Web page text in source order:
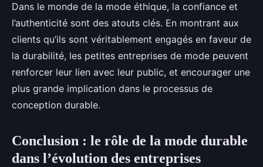
Dans le monde de la mode éthique, la confiance et
l’authenticité sont des atouts clés. En montrant aux
clients qu’ils sont véritablement engagés en faveur de
la durabilité, les petites entreprises de mode peuvent
renforcer leur lien avec leur public, et encourager une
plus grande implication dans le processus de
conception durable.
Conclusion : le rôle de la mode durable
dans l’évolution des entreprises